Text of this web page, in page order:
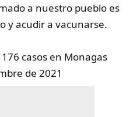
a nuestro pueblo es
y acudir a vacunarse.
casos en Monagas
de 2021